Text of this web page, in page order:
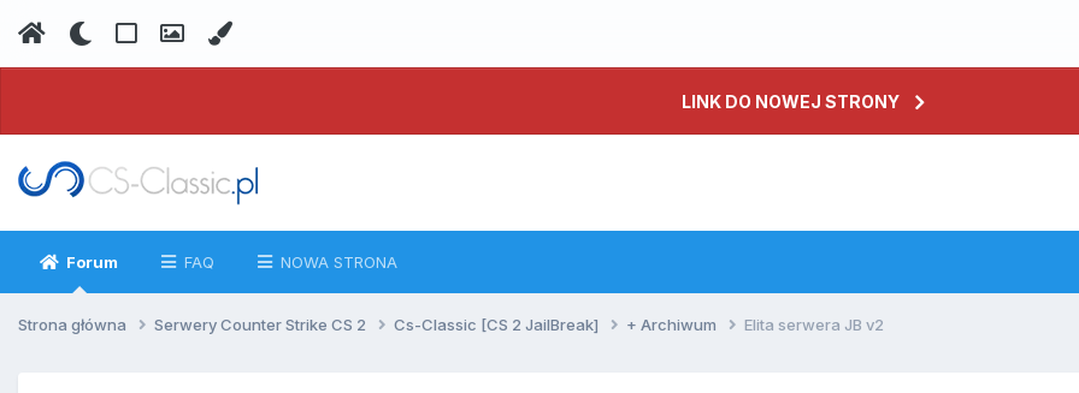
LINK DO NOWEJ STRONY
Forum FAQ NOWA STRONA
Strona główna Serwery Counter Strike CS 2 Cs-Classic [CS 2 JailBreak] + Archiwum Elita serwera JB v2